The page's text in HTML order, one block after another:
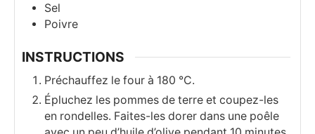
Sel
Poivre
INSTRUCTIONS
Préchauffez le four à 180 °C.
Épluchez les pommes de terre et coupez-les
en rondelles. Faites-les dorer dans une poêle